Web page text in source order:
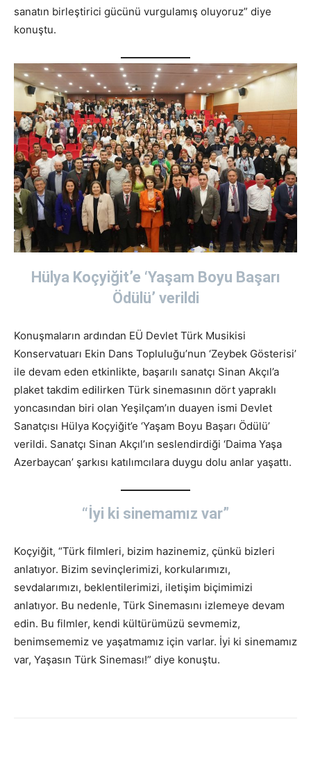
sanatın birleştirici gücünü vurgulamış oluyoruz” diye
konuştu.
Hülya Koçyiğit’e ‘Yaşam Boyu Başarı
Ödülü’ verildi
Konuşmaların ardından EÜ Devlet Türk Musikisi
Konservatuarı Ekin Dans Topluluğu’nun ‘Zeybek Gösterisi’
ile devam eden etkinlikte, başarılı sanatçı Sinan Akçıl’a
plaket takdim edilirken Türk sinemasının dört yapraklı
yoncasından biri olan Yeşilçam’ın duayen ismi Devlet
Sanatçısı Hülya Koçyiğit’e ‘Yaşam Boyu Başarı Ödülü’
verildi. Sanatçı Sinan Akçıl’ın seslendirdiği ‘Daima Yaşa
Azerbaycan’ şarkısı katılımcılara duygu dolu anlar yaşattı.
“İyi ki sinemamız var”
Koçyiğit, “Türk filmleri, bizim hazinemiz, çünkü bizleri
anlatıyor. Bizim sevinçlerimizi, korkularımızı,
sevdalarımızı, beklentilerimizi, iletişim biçimimizi
anlatıyor. Bu nedenle, Türk Sinemasını izlemeye devam
edin. Bu filmler, kendi kültürümüzü sevmemiz,
benimsememiz ve yaşatmamız için varlar. İyi ki sinemamız
var, Yaşasın Türk Sineması!” diye konuştu.